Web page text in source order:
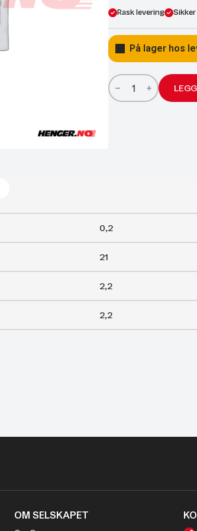
Rask levering
På lager hos
Gassfjærer
Arctic
22/10;
0,2
21
2,2
2,2
OM SELSKAPET